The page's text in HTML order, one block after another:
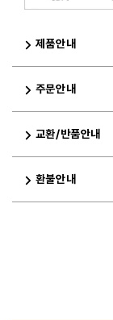
제품안내
주문안내
교환/반품안내
환불안내